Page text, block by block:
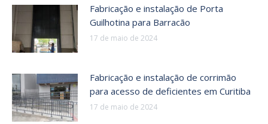
Fabricação e instalação de Porta
Guilhotina para Barracão
17 de maio de 2024
Fabricação e instalação de corrimão
para acesso de deficientes em Curitiba
17 de maio de 2024